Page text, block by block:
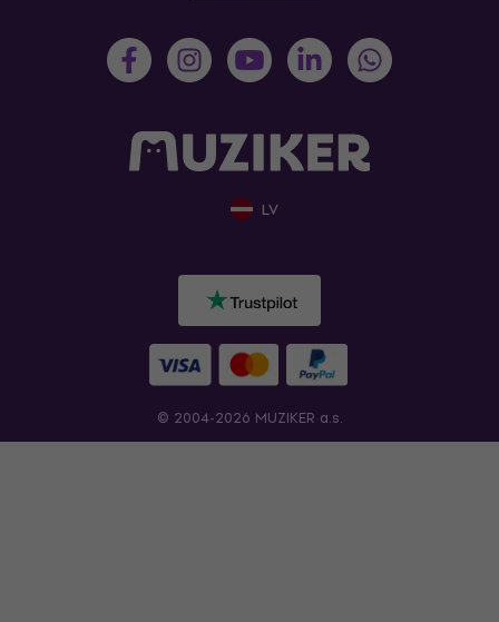
LV
© 2004-2026 MUZIKER a.s.